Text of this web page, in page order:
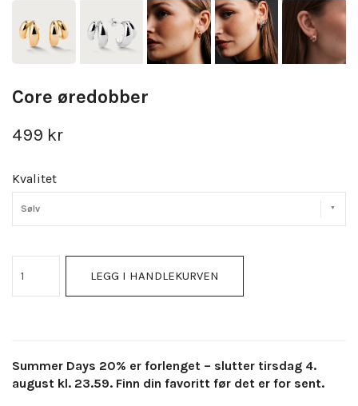
Core øredobber
499 kr
Kvalitet
Sølv
LEGG I HANDLEKURVEN
Summer Days 20% er forlenget – slutter tirsdag 4.
august kl. 23.59. Finn din favoritt før det er for sent.